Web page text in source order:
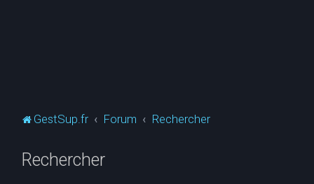
GestSup.fr Forum Rechercher
Rechercher